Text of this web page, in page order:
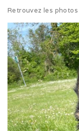
Photos de
Journée
Balade
Cruft (03/
Après-
Expo
Retrouvez les